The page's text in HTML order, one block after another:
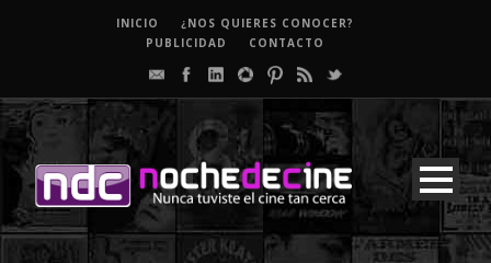
INICIO
¿NOS QUIERES CONOCER?
PUBLICIDAD
CONTACTO